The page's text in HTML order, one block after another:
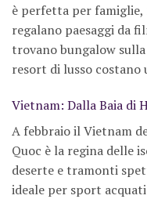
è perfetta per famiglie,
regalano paesaggi da
trovano bungalow
resort di lusso costano
Vietnam: Dalla Baia di
A febbraio il Vietnam
Quoc è la regina delle
deserte e tramonti
ideale per sport